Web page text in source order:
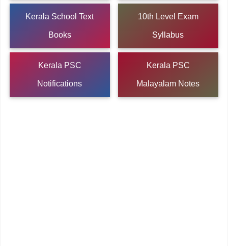
Kerala School Text
Books
10th Level Exam
Syllabus
Kerala PSC
Notifications
Kerala PSC
Malayalam Notes